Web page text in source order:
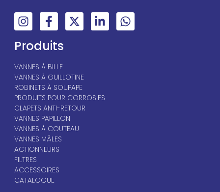
Produits
VANNES À BILLE
VANNES À GUILLOTINE
ROBINETS À SOUPAPE
PRODUITS POUR CORROSIFS
CLAPETS ANTI-RETOUR
VANNES PAPILLON
VANNES À COUTEAU
VANNES MÂLES
ACTIONNEURS
FILTRES
ACCESSOIRES
CATALOGUE